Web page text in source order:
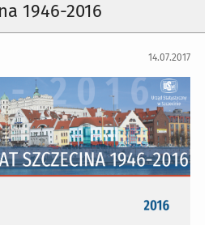
1946-2016
14.07.2017